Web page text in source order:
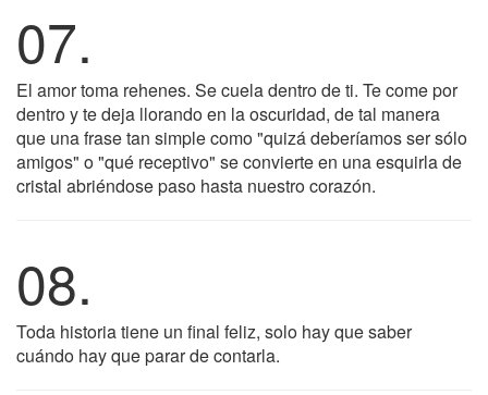
07.
El amor toma rehenes. Se cuela dentro de ti. Te come por
dentro y te deja llorando en la oscuridad, de tal manera
que una frase tan simple como "quizá deberíamos ser sólo
amigos" o "qué receptivo" se convierte en una esquirla de
cristal abriéndose paso hasta nuestro corazón.
08.
Toda historia tiene un final feliz, solo hay que saber
cuándo hay que parar de contarla.